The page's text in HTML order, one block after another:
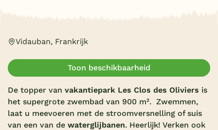
Vakantiehuizen
Vakantiepark keuzehulp
Onze vakantiegidsen
Vakantieparken
Subtropisch zwembad
Vidauban, Frankrijk
Toon beschikbaarheid
De topper van vakantiepark Les Clos des Oliviers is
het supergrote zwembad van 900 m². Zwemmen,
laat u meevoeren met de stroomversnelling of suis
van een van de waterglijbanen. Heerlijk! Verken ook